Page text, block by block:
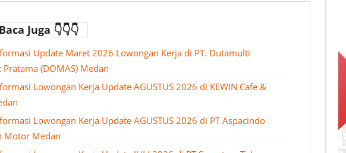
Juga 👇👇👇
Update Maret 2026 Lowongan Kerja di PT. Dutamulti
(DOMAS) Medan
Lowongan Kerja Update AGUSTUS 2026 di KEWIN Cafe &
Lowongan Kerja Update AGUSTUS 2026 di PT Aspacindo
Motor Medan